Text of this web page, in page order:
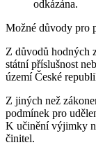
odkázána.
Možné důvody pro
Z důvodů hodných
státní příslušnost
území České
Z jiných než
podmínek pro
K učinění výjimky
činitel.